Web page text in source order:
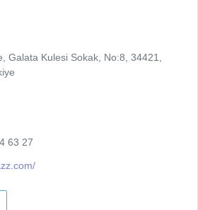
Galata Kulesi Sokak, No:8, 34421,
63 27